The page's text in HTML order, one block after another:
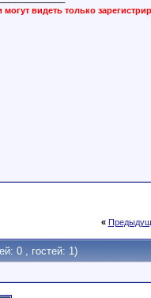
могут видеть только
«
0 , гостей: 1)